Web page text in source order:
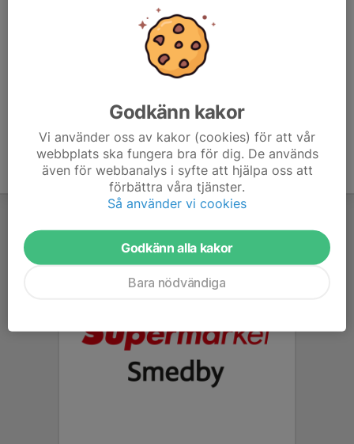
Godkänn kakor
Vi använder oss av kakor (cookies) för att vår
webbplats ska fungera bra för dig. De används
även för webbanalys i syfte att hjälpa oss att
förbättra våra tjänster.
Så använder vi cookies
Godkänn alla kakor
Bara nödvändiga